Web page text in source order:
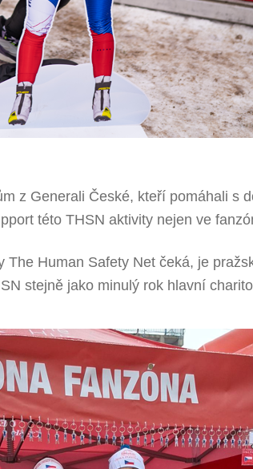
z Generali České, kteří pomáhali s
této THSN aktivity nejen ve
Human Safety Net čeká, je
stejně jako minulý rok hlavní